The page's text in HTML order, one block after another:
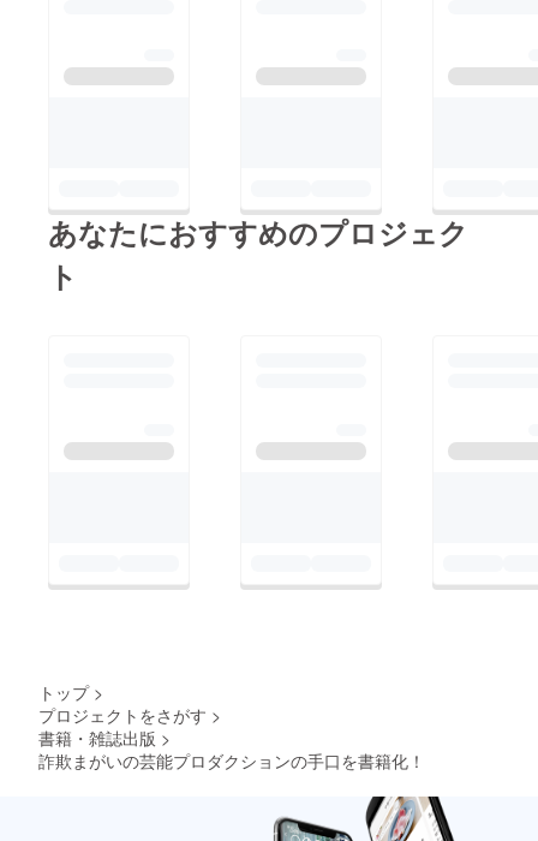
あなたにおすすめのプロジェク
ト
トップ >
プロジェクトをさがす >
書籍・雑誌出版 >
詐欺まがいの芸能プロダクションの手口を書籍化！